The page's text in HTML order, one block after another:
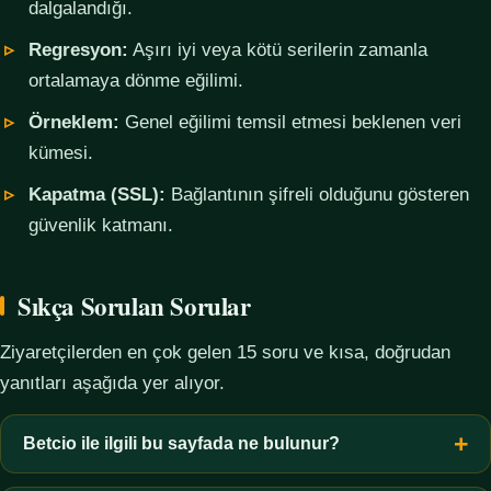
dalgalandığı.
Regresyon: Aşırı iyi veya kötü serilerin zamanla
ortalamaya dönme eğilimi.
Örneklem: Genel eğilimi temsil etmesi beklenen veri
kümesi.
Kapatma (SSL): Bağlantının şifreli olduğunu gösteren
güvenlik katmanı.
Sıkça Sorulan Sorular
Ziyaretçilerden en çok gelen 15 soru ve kısa, doğrudan
yanıtları aşağıda yer alıyor.
Betcio ile ilgili bu sayfada ne bulunur?
Bu sayfada yalnızca kavramsal bilgi, terim açıklamaları, veri